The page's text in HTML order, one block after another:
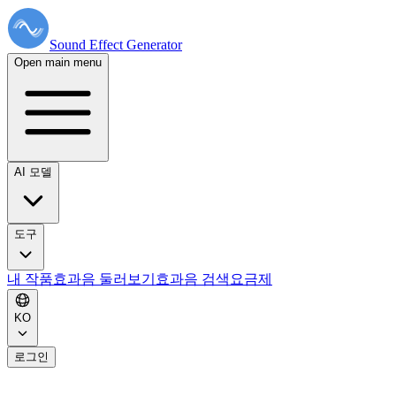
Sound Effect Generator
Open main menu
AI 모델
도구
내 작품효과음 둘러보기 효과음 검색 요금제
KO
로그인